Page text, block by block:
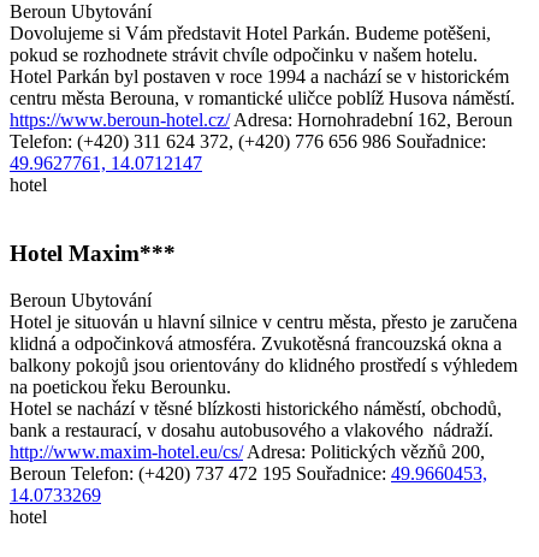
Beroun Ubytování
Dovolujeme si Vám představit Hotel Parkán. Budeme potěšeni,
pokud se rozhodnete strávit chvíle odpočinku v našem hotelu.
Hotel Parkán byl postaven v roce 1994 a nachází se v historickém
centru města Berouna, v romantické uličce poblíž Husova náměstí.
https://www.beroun-hotel.cz/ Adresa: Hornohradební 162, Beroun
Telefon: (+420) 311 624 372, (+420) 776 656 986 Souřadnice:
49.9627761, 14.0712147
hotel
Hotel Maxim***
Beroun Ubytování
Hotel je situován u hlavní silnice v centru města, přesto je zaručena
klidná a odpočinková atmosféra. Zvukotěsná francouzská okna a
balkony pokojů jsou orientovány do klidného prostředí s výhledem
na poetickou řeku Berounku.
Hotel se nachází v těsné blízkosti historického náměstí, obchodů,
bank a restaurací, v dosahu autobusového a vlakového nádraží.
http://www.maxim-hotel.eu/cs/ Adresa: Politických vězňů 200,
Beroun Telefon: (+420) 737 472 195 Souřadnice: 49.9660453,
14.0733269
hotel